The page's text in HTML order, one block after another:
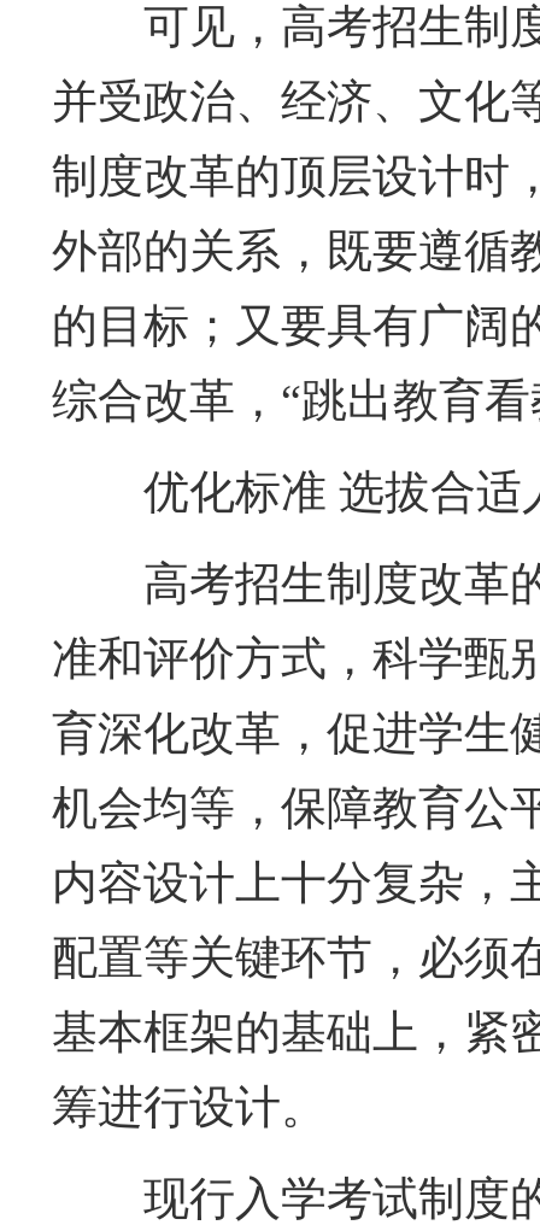
可见，高考招生制
并受政治、经济、文化
制度改革的顶层设计时
外部的关系，既要遵循
的目标；又要具有广阔
综合改革，“跳出教育
优化标准 选拔合适
高考招生制度改革
准和评价方式，科学甄
育深化改革，促进学生
机会均等，保障教育公
内容设计上十分复杂，
配置等关键环节，必须
基本框架的基础上，紧
筹进行设计。
现行入学考试制度